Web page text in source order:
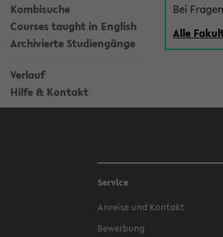
Kombisuche
Courses taught in English
Archivierte Studiengänge
Verlauf
Hilfe & Kontakt
Bei
Alle
Service
Anreise und Kontakt
Bewerbung